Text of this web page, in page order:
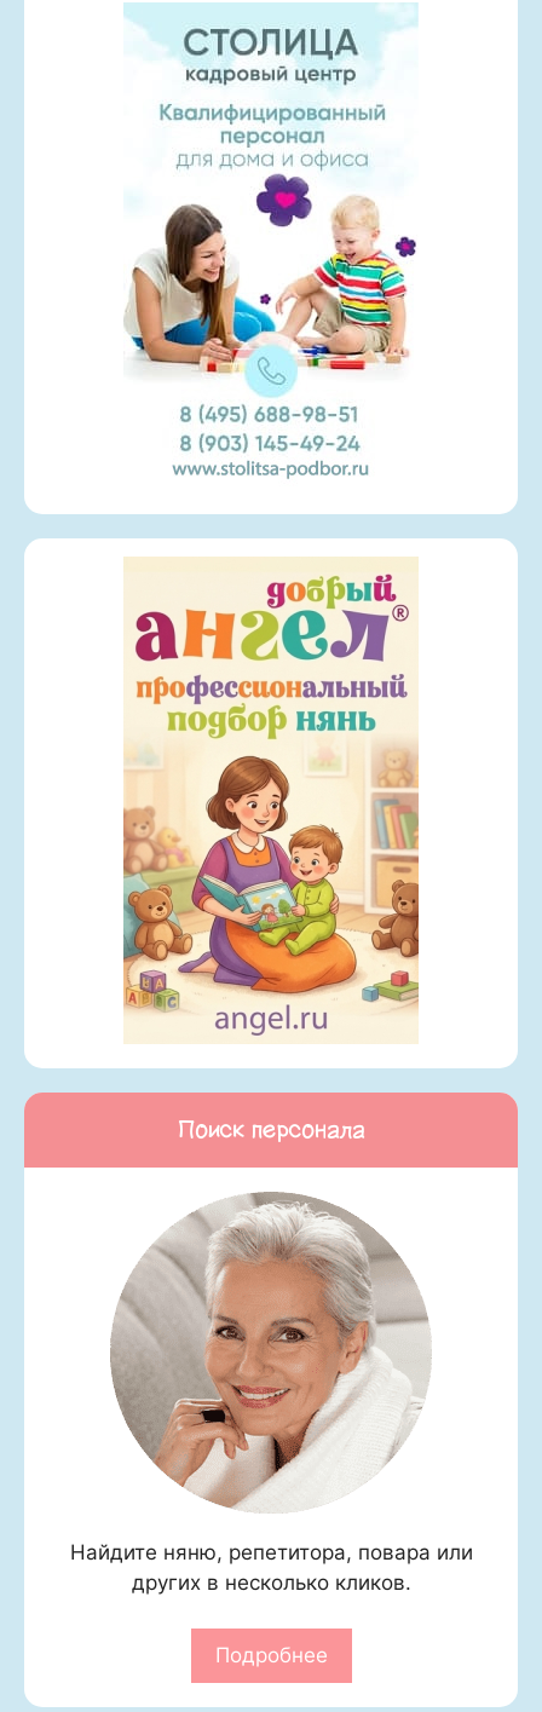
Поиск персонала
Найдите няню, репетитора, повара или
других в несколько кликов.
Подробнее